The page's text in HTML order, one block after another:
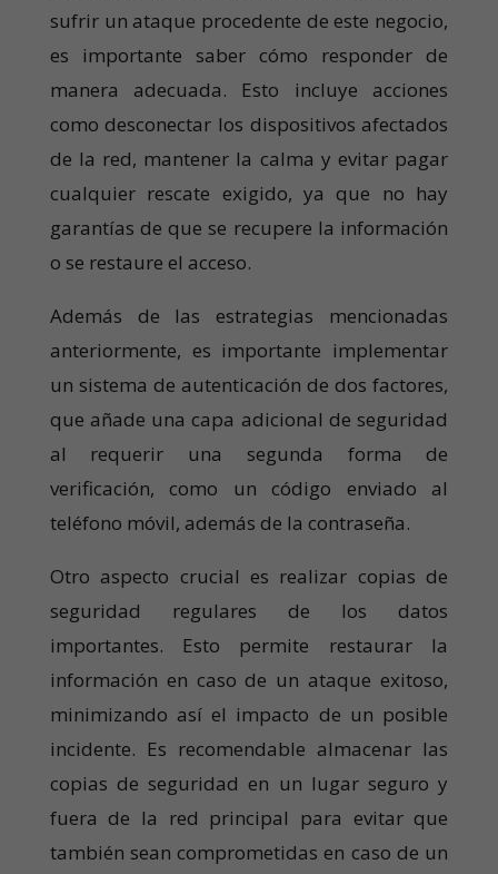
sufrir un ataque procedente de este negocio,
es importante saber cómo responder de
manera adecuada. Esto incluye acciones
como desconectar los dispositivos afectados
de la red, mantener la calma y evitar pagar
cualquier rescate exigido, ya que no hay
garantías de que se recupere la información
o se restaure el acceso.
Además de las estrategias mencionadas
anteriormente, es importante implementar
un sistema de autenticación de dos factores,
que añade una capa adicional de seguridad
al requerir una segunda forma de
verificación, como un código enviado al
teléfono móvil, además de la contraseña.
Otro aspecto crucial es realizar copias de
seguridad regulares de los datos
importantes. Esto permite restaurar la
información en caso de un ataque exitoso,
minimizando así el impacto de un posible
incidente. Es recomendable almacenar las
copias de seguridad en un lugar seguro y
fuera de la red principal para evitar que
también sean comprometidas en caso de un